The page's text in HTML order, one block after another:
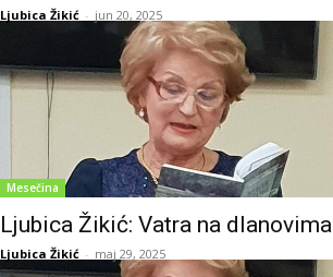
Ljubica Žikić - jun 20, 2025
Mesečina
Ljubica Žikić: Vatra na dlanovima
Ljubica Žikić - maj 29, 2025